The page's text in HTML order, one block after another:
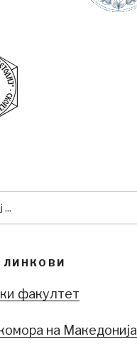
факултет
на Македонија